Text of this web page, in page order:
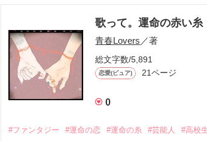
貴方は、もし大切な人が貴方の目の前から、
突然、
・・・・永遠にいなくなったら、どうしますか？
何を願っていたのか、
何を愛していたのか。
歌って。運命の赤い糸
青春Lovers ／著
総文字数/5,891
恋愛(ピュア) 21ページ
0
#ファンタジー #運命の恋 #運命の糸 #芸能人 #高校